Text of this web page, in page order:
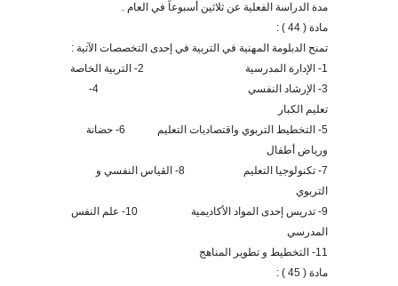
مدة الدراسة الفعلية عن ثلاثين أسبوعاً في العام .
مادة ( 44 ) :
تمنح الدبلومة المهنية في التربية في إحدى التخصصات الآتية :
1- الإدارة المدرسية 2- التربية الخاصة
3- الإرشاد النفسي 4-
تعليم الكبار
5- التخطيط التربوي واقتصاديات التعليم 6- حضانة
ورياض أطفال
7- تكنولوجيا التعليم 8- القياس النفسي و
التربوي
9- تدريس إحدى المواد الأكاديمية 10- علم النفس
المدرسي
11- التخطيط و تطوير المناهج
مادة ( 45 ) :